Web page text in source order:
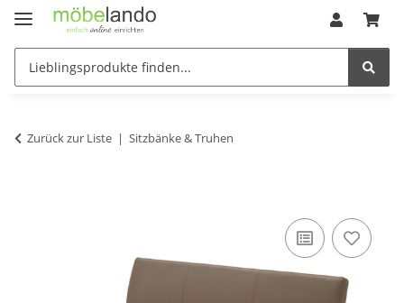
Zurück zur Liste Sitzbänke & Truhen